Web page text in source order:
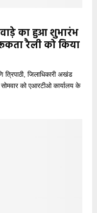
का हुआ शुभारंभ
रैली को किया
जिलाधिकारी अखंड
को एआरटीओ कार्यालय के